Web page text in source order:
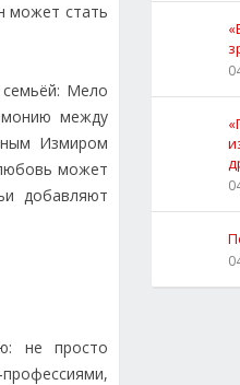
может стать
семьёй: Мело
между
Измиром
может
добавляют
не просто